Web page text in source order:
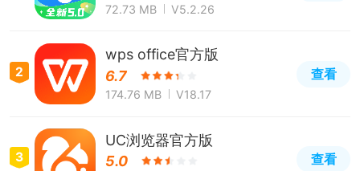
72.73 MB V5.2.26
2
wps office官方版
6.7
174.76 MB V18.17
查看
3
UC浏览器官方版
5.0
查看